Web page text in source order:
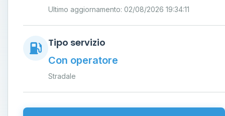
Ultimo aggiornamento: 02/08/2026 19:34:11
Tipo servizio
Con operatore
Stradale